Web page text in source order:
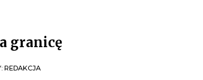
granicę
REDAKCJA